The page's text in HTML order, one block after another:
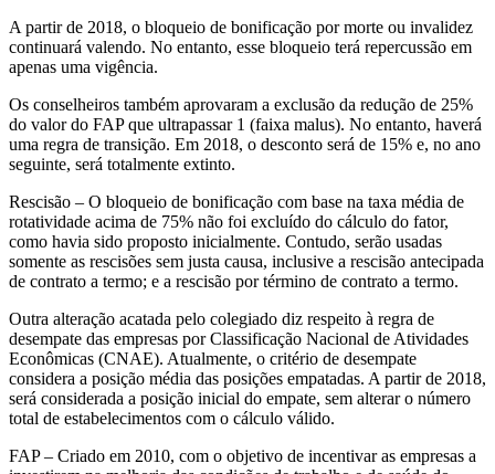
A partir de 2018, o bloqueio de bonificação por morte ou invalidez
continuará valendo. No entanto, esse bloqueio terá repercussão em
apenas uma vigência.
Os conselheiros também aprovaram a exclusão da redução de 25%
do valor do FAP que ultrapassar 1 (faixa malus). No entanto, haverá
uma regra de transição. Em 2018, o desconto será de 15% e, no ano
seguinte, será totalmente extinto.
Rescisão – O bloqueio de bonificação com base na taxa média de
rotatividade acima de 75% não foi excluído do cálculo do fator,
como havia sido proposto inicialmente. Contudo, serão usadas
somente as rescisões sem justa causa, inclusive a rescisão antecipada
de contrato a termo; e a rescisão por término de contrato a termo.
Outra alteração acatada pelo colegiado diz respeito à regra de
desempate das empresas por Classificação Nacional de Atividades
Econômicas (CNAE). Atualmente, o critério de desempate
considera a posição média das posições empatadas. A partir de 2018,
será considerada a posição inicial do empate, sem alterar o número
total de estabelecimentos com o cálculo válido.
FAP – Criado em 2010, com o objetivo de incentivar as empresas a